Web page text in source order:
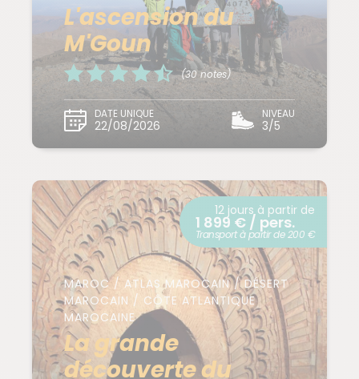
L'ascension du
M'Goun
(30 notes)
DATE UNIQUE
22/08/2026
NIVEAU
3/5
MAROC / ATLAS MAROCAIN / DÉSERT
MAROCAIN / CÔTE ATLANTIQUE
MAROCAINE
La grande
découverte du
12 jours à partir de
1 899 € / pers.
Transport à partir de 200 €